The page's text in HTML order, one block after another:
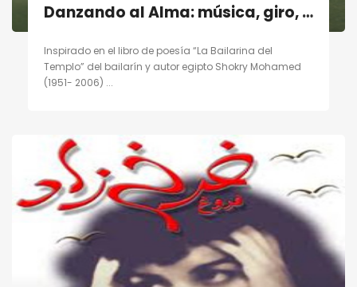
Danzando al Alma: música, giro, poesía en Madrid el 19/11/11
Inspirado en el libro de poesía “La Bailarina del
Templo” del bailarín y autor egipto Shokry Mohamed
(1951- 2006) ...